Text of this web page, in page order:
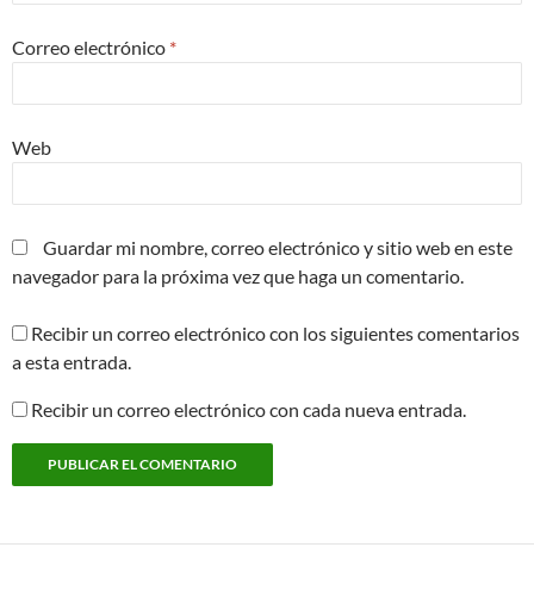
Correo electrónico *
Web
Guardar mi nombre, correo electrónico y sitio web en este
navegador para la próxima vez que haga un comentario.
Recibir un correo electrónico con los siguientes comentarios
a esta entrada.
Recibir un correo electrónico con cada nueva entrada.